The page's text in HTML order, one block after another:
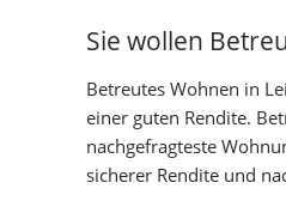
Sie wollen
Betreutes Wohnen in
einer guten Rendite.
nachgefragteste
sicherer Rendite und